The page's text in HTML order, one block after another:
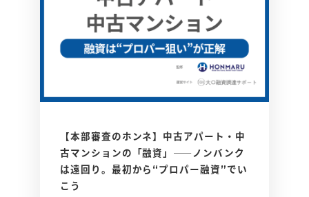
【本部審査のホンネ】中古アパート・中
古マンションの「融資」――ノンバンク
は遠回り。最初から“プロパー融資”でい
こう